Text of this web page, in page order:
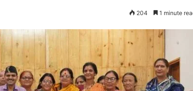
204 1 minute